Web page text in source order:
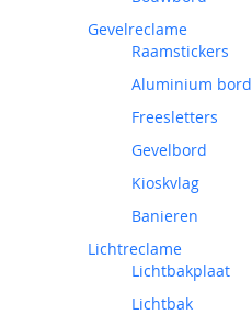
Gevelreclame
Raamstickers
Aluminium bord
Freesletters
Gevelbord
Kioskvlag
Banieren
Lichtreclame
Lichtbakplaat
Lichtbak